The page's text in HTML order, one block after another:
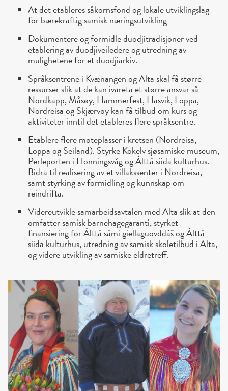
At det etableres såkornsfond og lokale utviklingslag
for bærekraftig samisk næringsutvikling
Dokumentere og formidle duodjitradisjoner ved
etablering av duodjiveiledere og utredning av
mulighetene for et duodjiarkiv.
Språksentrene i Kvænangen og Alta skal få større
ressurser slik at de kan ivareta et større ansvar så
Nordkapp, Måsøy, Hammerfest, Hasvik, Loppa,
Nordreisa og Skjærvøy kan få tilbud om kurs og
aktiviteter inntil det etableres flere språksentre.
Etablere flere møteplasser i kretsen (Nordreisa,
Loppa og Seiland). Styrke Kokelv sjøsamiske museum,
Perleporten i Honningsvåg og Álttá siida kulturhus.
Bidra til realisering av et villakssenter i Nordreisa,
samt styrking av formidling og kunnskap om
reindrifta.
Videreutvikle samarbeidsavtalen med Alta slik at den
omfatter samisk barnehagegaranti, styrket
finansiering for Álttá sámi giellaguovddáš og Álttá
siida kulturhus, utredning av samisk skoletilbud i Alta,
og videre utvikling av samiske eldretreff.